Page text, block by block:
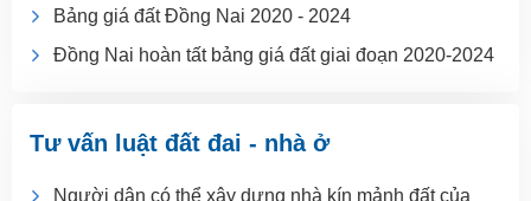
Bảng giá đất Đồng Nai 2020 - 2024
Đồng Nai hoàn tất bảng giá đất giai đoạn 2020-2024
Tư vấn luật đất đai - nhà ở
Người dân có thể xây dựng nhà kín mảnh đất của